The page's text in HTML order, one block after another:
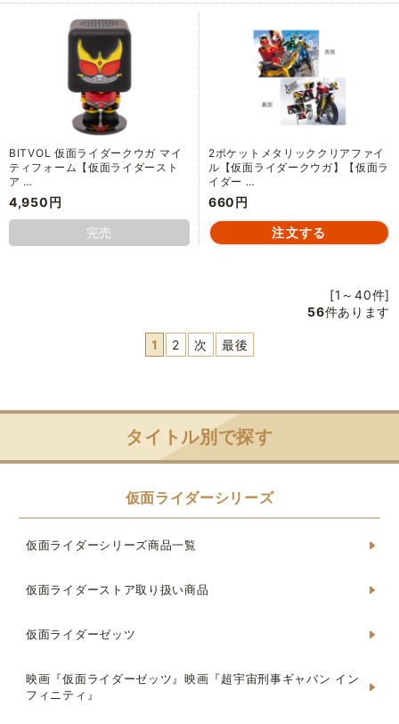
BITVOL 仮面ライダークウガ マイ
ティフォーム【仮面ライダースト
ア …
4,950円
完売
2ポケットメタリッククリアファイ
ル【仮面ライダークウガ】【仮面ラ
イダー …
660円
[1～40件]
56件あります
1 2 次 最後
タイトル別で探す
仮面ライダーシリーズ
仮面ライダーシリーズ商品一覧
仮面ライダーストア取り扱い商品
仮面ライダーゼッツ
映画『仮面ライダーゼッツ』映画『超宇宙刑事ギャバン イン
フィニティ』